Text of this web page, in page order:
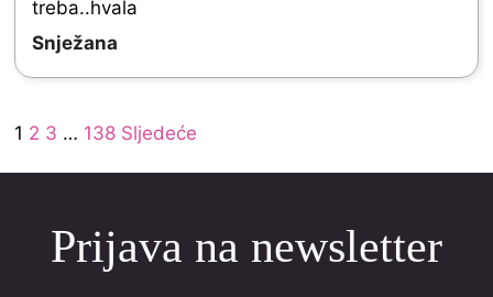
t
o
5
5
treba..hvala
Snježana
Site
Reviews
Page
1 Page
2 Page
3 … Page
138 Sljedeće
Prijava na newsletter